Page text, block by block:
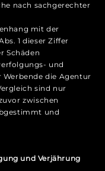
nach sachgerechter
mit der
1 dieser Ziffer
Schäden
und
die Agentur
sind nur
zwischen
und
und Verjährung